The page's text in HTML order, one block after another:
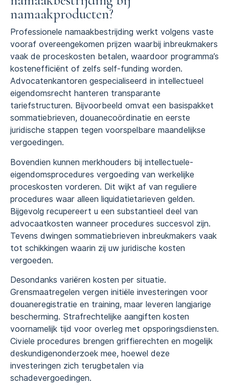
namaakproducten?
Professionele namaakbestrijding werkt volgens vaste
vooraf overeengekomen prijzen waarbij inbreukmakers
vaak de proceskosten betalen, waardoor programma’s
kostenefficiënt of zelfs self-funding worden.
Advocatenkantoren gespecialiseerd in intellectueel
eigendomsrecht hanteren transparante
tariefstructuren. Bijvoorbeeld omvat een basispakket
sommatiebrieven, douanecoördinatie en eerste
juridische stappen tegen voorspelbare maandelijkse
vergoedingen.
Bovendien kunnen merkhouders bij intellectuele-
eigendomsprocedures vergoeding van werkelijke
proceskosten vorderen. Dit wijkt af van reguliere
procedures waar alleen liquidatietarieven gelden.
Bijgevolg recupereert u een substantieel deel van
advocaatkosten wanneer procedures succesvol zijn.
Tevens dwingen sommatiebrieven inbreukmakers vaak
tot schikkingen waarin zij uw juridische kosten
vergoeden.
Desondanks variëren kosten per situatie.
Grensmaatregelen vergen initiële investeringen voor
douaneregistratie en training, maar leveren langjarige
bescherming. Strafrechtelijke aangiften kosten
voornamelijk tijd voor overleg met opsporingsdiensten.
Civiele procedures brengen griffierechten en mogelijk
deskundigenonderzoek mee, hoewel deze
investeringen zich terugbetalen via
schadevergoedingen.